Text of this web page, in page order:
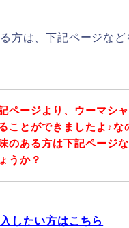
方は、下記ページなど
ページより、ウーマシ
ことができましたよ♪な
のある方は下記ページ
うか？
したい方はこちら